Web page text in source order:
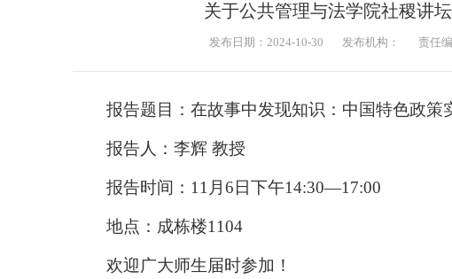
关于公共管理与法学院社稷讲
发布日期：2024-10-30 发布机构： 责任
报告题目：在故事中发现知识：中国特色政策
报告人：李辉 教授
报告时间：11月6日下午14:30—17:00
地点：成栋楼1104
欢迎广大师生届时参加！